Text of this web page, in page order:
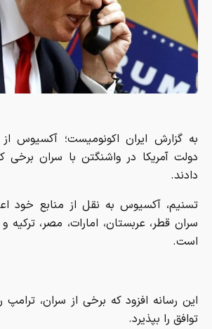
به گزارش ایران اکونومیست؛ آکسیوس
دولت آمریکا در واشنگتن با سران
دادند.
تسنیم،‌ آکسیوس به نقل از منابع خود
سران قطر، عربستان، امارات، مصر، ترکیه
است.
این رسانه افزود که برخی از سران، ترامپ
توافق را بپذیرد.